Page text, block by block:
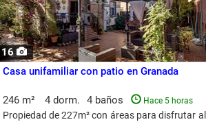
16
Casa unifamiliar con patio en Granada
246 m² 4 dorm. 4 baños Hace 5 horas
Propiedad de 227m² con áreas para disfrutar al